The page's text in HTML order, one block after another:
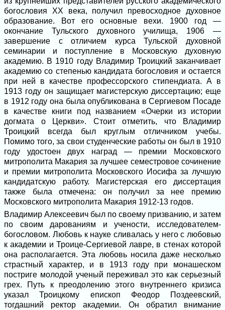
богословия XX века, получил превосходное духовное
образование. Вот его основные вехи. 1900 год —
окончание Тульского духовного училища, 1906 —
завершение с отличием курса Тульской духовной
семинарии и поступление в Московскую духовную
академию. В 1910 году Владимир Троицкий заканчивает
академию со степенью кандидата богословия и остается
при ней в качестве профессорского стипендиата. А в
1913 году он защищает магистерскую диссертацию; еще
в 1912 году она была опубликована в Сергиевом Посаде
в качестве книги под названием «Очерки из истории
догмата о Церкви». Стоит отметить, что Владимир
Троицкий всегда был круглым отличником учебы.
Помимо того, за свои студенческие работы он был в 1910
году удостоен двух наград — премии Московского
митрополита Макария за лучшее семестровое сочинение
и премии митрополита Московского Иосифа за лучшую
кандидатскую работу. Магистерская его диссертация
также была отмечена: он получил за нее премию
Московского митрополита Макария 1912-13 годов.
Владимир Алексеевич был по своему призванию, и затем
по своим дарованиям и учености, исследователем-
богословом. Любовь к науке сливалась у него с любовью
к академии и Троице-Сергиевой лавре, в стенах которой
она располагается. Эта любовь носила даже несколько
страстный характер, и в 1913 году при монашеском
постриге молодой ученый переживал это как серьезный
грех. Путь к преодолению этого внутреннего кризиса
указал Троицкому епископ Феодор Поздеевский,
тогдашний ректор академии. Он обратил внимание